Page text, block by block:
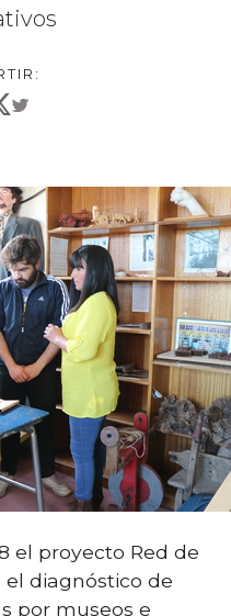
el proyecto Red de
el diagnóstico de
por museos e